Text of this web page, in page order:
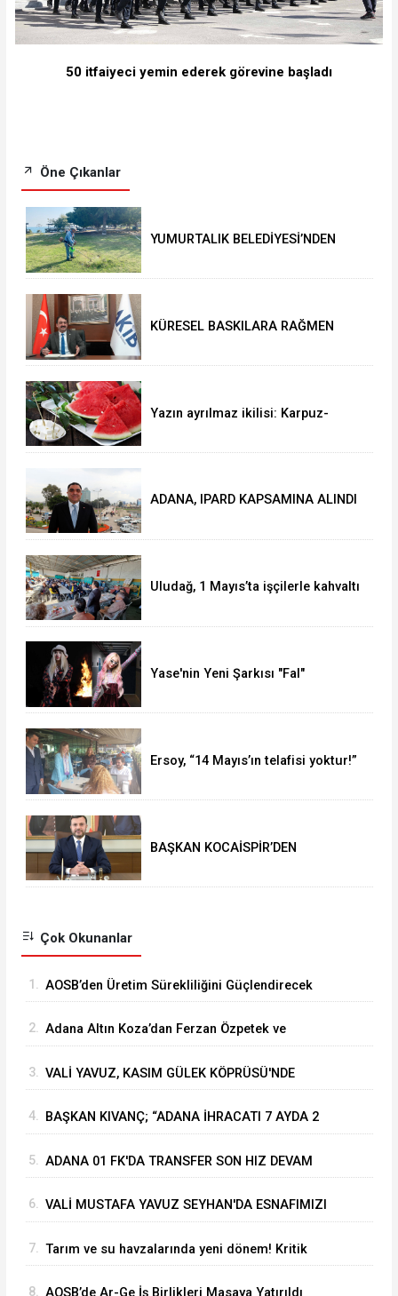
50 itfaiyeci yemin ederek görevine başladı
Öne Çıkanlar
YUMURTALIK BELEDİYESİ’NDEN
KÜRESEL BASKILARA RAĞMEN
Yazın ayrılmaz ikilisi: Karpuz-
ADANA, IPARD KAPSAMINA ALINDI
Uludağ, 1 Mayıs’ta işçilerle kahvaltı
Yase'nin Yeni Şarkısı "Fal"
Ersoy, “14 Mayıs’ın telafisi yoktur!”
BAŞKAN KOCAİSPİR’DEN
Çok Okunanlar
1. ⁠AOSB’den Üretim Sürekliliğini Güçlendirecek
2. Adana Altın Koza’dan Ferzan Özpetek ve
3. VALİ YAVUZ, KASIM GÜLEK KÖPRÜSÜ'NDE
4. BAŞKAN KIVANÇ; “ADANA İHRACATI 7 AYDA 2
5. ADANA 01 FK'DA TRANSFER SON HIZ DEVAM
6. VALİ MUSTAFA YAVUZ SEYHAN'DA ESNAFIMIZI
7. Tarım ve su havzalarında yeni dönem! Kritik
8. AOSB’de Ar-Ge İş Birlikleri Masaya Yatırıldı